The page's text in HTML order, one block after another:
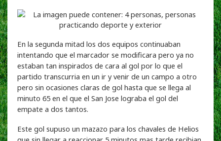
En la segunda mitad los dos equipos continuaban
intentando que el marcador se modificara pero ya no
estaban tan inspirados de cara al gol por lo que el
partido transcurria en un ir y venir de un campo a otro
pero sin ocasiones claras de gol hasta que se llega al
minuto 65 en el que el San Jose lograba el gol del
empate a dos tantos.
Este gol supuso un mazazo para los chavales de Helios